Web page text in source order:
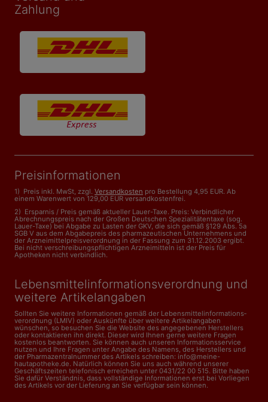
Zahlung
Preisinformationen
1) Preis inkl. MwSt, zzgl. Versandkosten pro Bestellung 4,95 EUR. Ab
einem Warenwert von 129,00 EUR versandkostenfrei.
2) Ersparnis / Preis gemäß aktueller Lauer-Taxe. Preis: Verbindlicher
Abrechnungspreis nach der Großen Deutschen Spezialitätentaxe (sog.
Lauer-Taxe) bei Abgabe zu Lasten der GKV, die sich gemäß §129 Abs. 5a
SGB V aus dem Abgabepreis des pharmazeutischen Unternehmens und
der Arzneimittelpreisverordnung in der Fassung zum 31.12.2003 ergibt.
Bei nicht verschreibungspflichtigen Arzneimitteln ist der Preis für
Apotheken nicht verbindlich.
Lebensmittelinformations­verordnung und
weitere Artikelangaben
Sollten Sie weitere Informationen gemäß der Lebensmittel­informations­
verordnung (LMIV) oder Auskünfte über weitere Artikelangaben
wünschen, so besuchen Sie die Website des angegebenen Herstellers
oder kontaktieren ihn direkt. Dieser wird Ihnen gerne weitere Fragen
kostenlos beantworten. Sie können auch unseren Informationsservice
nutzen und Ihre Fragen unter Angabe des Namens, des Herstellers und
der Pharmazentralnummer des Artikels schreiben: info@meine-
hautapotheke.de. Natürlich können Sie uns auch während unserer
Geschäftszeiten telefonisch erreichen unter 0431/22 00 515. Bitte haben
Sie dafür Verständnis, dass vollständige Informationen erst bei Vorliegen
des Artikels vor der Lieferung an Sie verfügbar sein können.